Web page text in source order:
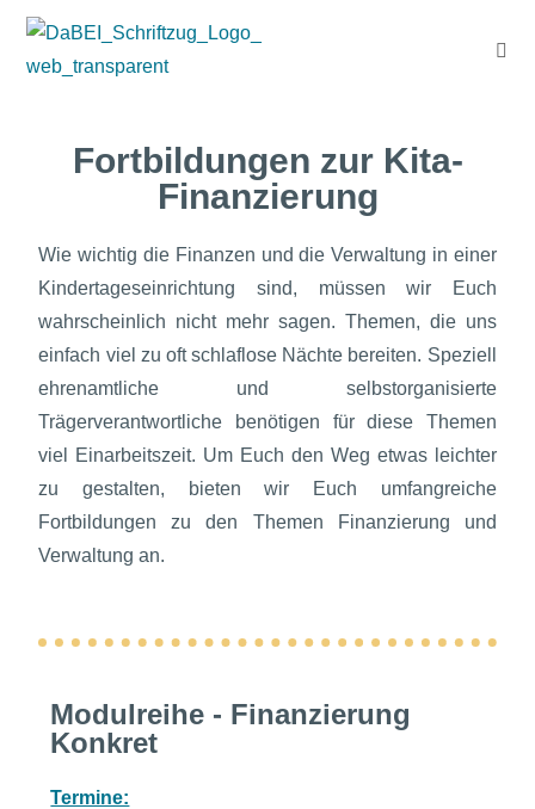
Fortbildungen zur Kita-
Finanzierung
Wie wichtig die Finanzen und die Verwaltung in einer
Kindertageseinrichtung sind, müssen wir Euch
wahrscheinlich nicht mehr sagen. Themen, die uns
einfach viel zu oft schlaflose Nächte bereiten. Speziell
ehrenamtliche und selbstorganisierte
Trägerverantwortliche benötigen für diese Themen
viel Einarbeitszeit. Um Euch den Weg etwas leichter
zu gestalten, bieten wir Euch umfangreiche
Fortbildungen zu den Themen Finanzierung und
Verwaltung an.
Modulreihe - Finanzierung
Konkret
Termine: